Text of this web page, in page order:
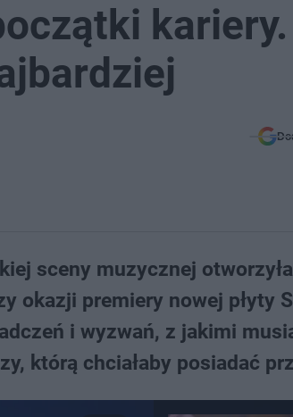
kariery.
sceny muzycznej
okazji premiery nowej płyty
i wyzwań, z jakimi
którą chciałaby posiadać